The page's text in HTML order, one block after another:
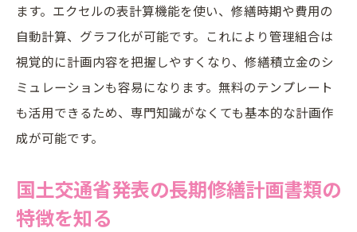
長期修繕計画書の見直しと改定時の注意点
ガイドライン改定に備える管理組合の実践
対応
国土交通省発信の長期修繕計画情報を活用
改定ガイドラインを反映させた長期修繕計
画の進め方
ます。エクセルの表計算機能を使い、修繕時期や費用の
自動計算、グラフ化が可能です。これにより管理組合は
視覚的に計画内容を把握しやすくなり、修繕積立金のシ
ミュレーションも容易になります。無料のテンプレート
も活用できるため、専門知識がなくても基本的な計画作
成が可能です。
国土交通省発表の長期修繕計画書類の
特徴を知る